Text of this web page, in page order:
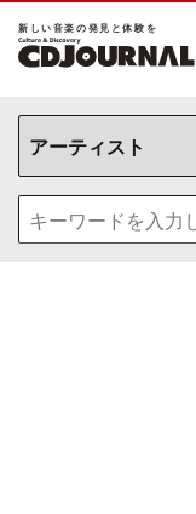
新しい⾳楽の発⾒と体験を